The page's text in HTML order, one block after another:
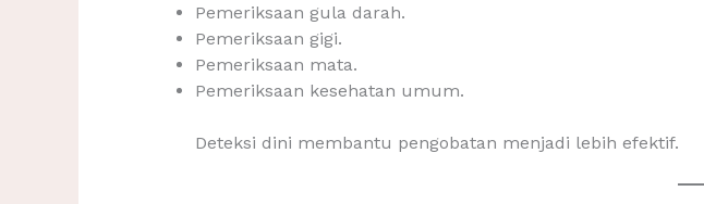
Pemeriksaan gula darah.
Pemeriksaan gigi.
Pemeriksaan mata.
Pemeriksaan kesehatan umum.
Deteksi dini membantu pengobatan menjadi lebih efektif.